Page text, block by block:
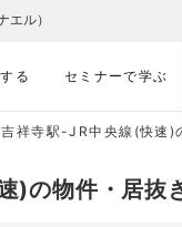
る セミナーで学ぶ
ル）
吉祥寺駅-JR中央線(快速)
)の物件・居抜